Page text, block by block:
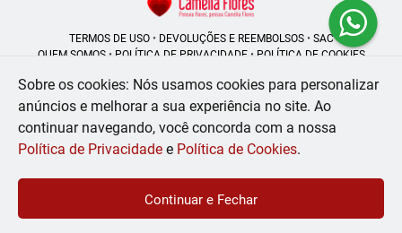
TERMOS DE USO• DEVOLUÇÕES E REEMBOLSOS• SAC
QUEM SOMOS• POLÍTICA DE PRIVACIDADE• POLÍTICA DE COOKIES
Camélia Flores | CNPJ: 08.250.956/0001-53
Rua do Rosário - 164, Centro - Rio de Janeiro - RJ - 20041-002
© 2024-2026 - Todos os direitos reservados - Desenvolvido por
Sobre os cookies: Nós usamos cookies para personalizar
anúncios e melhorar a sua experiência no site. Ao
continuar navegando, você concorda com a nossa
Política de Privacidade e Política de Cookies.
Continuar e Fechar